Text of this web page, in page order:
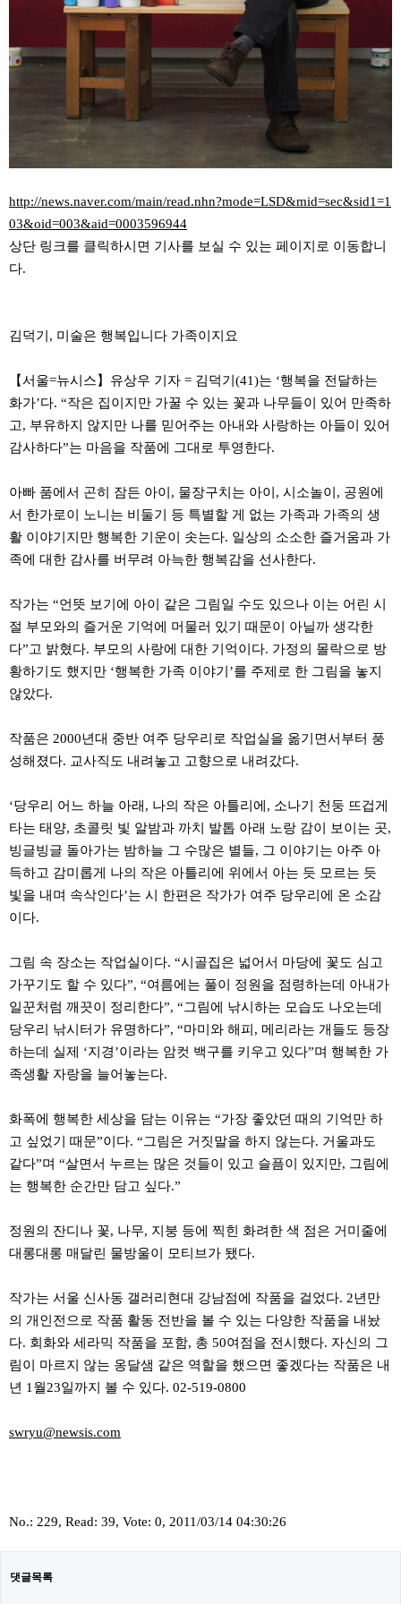
http://news.naver.com/main/read.nhn?mode=LSD&mid=sec&sid1=1
03&oid=003&aid=0003596944
상단 링크를 클릭하시면 기사를 보실 수 있는 페이지로 이동합니
다.
김덕기, 미술은 행복입니다 가족이지요
【서울=뉴시스】유상우 기자 = 김덕기(41)는 ‘행복을 전달하는
화가’다. “작은 집이지만 가꿀 수 있는 꽃과 나무들이 있어 만족하
고, 부유하지 않지만 나를 믿어주는 아내와 사랑하는 아들이 있어
감사하다”는 마음을 작품에 그대로 투영한다.
아빠 품에서 곤히 잠든 아이, 물장구치는 아이, 시소놀이, 공원에
서 한가로이 노니는 비둘기 등 특별할 게 없는 가족과 가족의 생
활 이야기지만 행복한 기운이 솟는다. 일상의 소소한 즐거움과 가
족에 대한 감사를 버무려 아늑한 행복감을 선사한다.
작가는 “언뜻 보기에 아이 같은 그림일 수도 있으나 이는 어린 시
절 부모와의 즐거운 기억에 머물러 있기 때문이 아닐까 생각한
다”고 밝혔다. 부모의 사랑에 대한 기억이다. 가정의 몰락으로 방
황하기도 했지만 ‘행복한 가족 이야기’를 주제로 한 그림을 놓지
않았다.
작품은 2000년대 중반 여주 당우리로 작업실을 옮기면서부터 풍
성해졌다. 교사직도 내려놓고 고향으로 내려갔다.
‘당우리 어느 하늘 아래, 나의 작은 아틀리에, 소나기 천둥 뜨겁게
타는 태양, 초콜릿 빛 알밤과 까치 발톱 아래 노랑 감이 보이는 곳,
빙글빙글 돌아가는 밤하늘 그 수많은 별들, 그 이야기는 아주 아
득하고 감미롭게 나의 작은 아틀리에 위에서 아는 듯 모르는 듯
빛을 내며 속삭인다’는 시 한편은 작가가 여주 당우리에 온 소감
이다.
그림 속 장소는 작업실이다. “시골집은 넓어서 마당에 꽃도 심고
가꾸기도 할 수 있다”, “여름에는 풀이 정원을 점령하는데 아내가
일꾼처럼 깨끗이 정리한다”, “그림에 낚시하는 모습도 나오는데
당우리 낚시터가 유명하다”, “마미와 해피, 메리라는 개들도 등장
하는데 실제 ‘지경’이라는 암컷 백구를 키우고 있다”며 행복한 가
족생활 자랑을 늘어놓는다.
화폭에 행복한 세상을 담는 이유는 “가장 좋았던 때의 기억만 하
고 싶었기 때문”이다. “그림은 거짓말을 하지 않는다. 거울과도
같다”며 “살면서 누르는 많은 것들이 있고 슬픔이 있지만, 그림에
는 행복한 순간만 담고 싶다.”
정원의 잔디나 꽃, 나무, 지붕 등에 찍힌 화려한 색 점은 거미줄에
대롱대롱 매달린 물방울이 모티브가 됐다.
작가는 서울 신사동 갤러리현대 강남점에 작품을 걸었다. 2년만
의 개인전으로 작품 활동 전반을 볼 수 있는 다양한 작품을 내놨
다. 회화와 세라믹 작품을 포함, 총 50여점을 전시했다. 자신의 그
림이 마르지 않는 옹달샘 같은 역할을 했으면 좋겠다는 작품은 내
년 1월23일까지 볼 수 있다. 02-519-0800
swryu@newsis.com
No.: 229, Read: 39, Vote: 0, 2011/03/14 04:30:26
댓글목록